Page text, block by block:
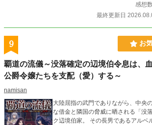
感想
最終更新日
9 お
覇道の流儀～没落確定の辺境伯令息は、
公爵令嬢たちを支配（愛）する～
namisan
大陸屈指の武門でありながら、中央
な借金と隣国の脅威に晒される「没
ク辺境伯家。 その長男であるアルベ